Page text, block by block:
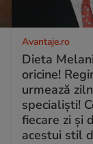
Avantaje.ro
Dieta
oricine!
urmează
specialiști!
fiecare zi și
acestui stil